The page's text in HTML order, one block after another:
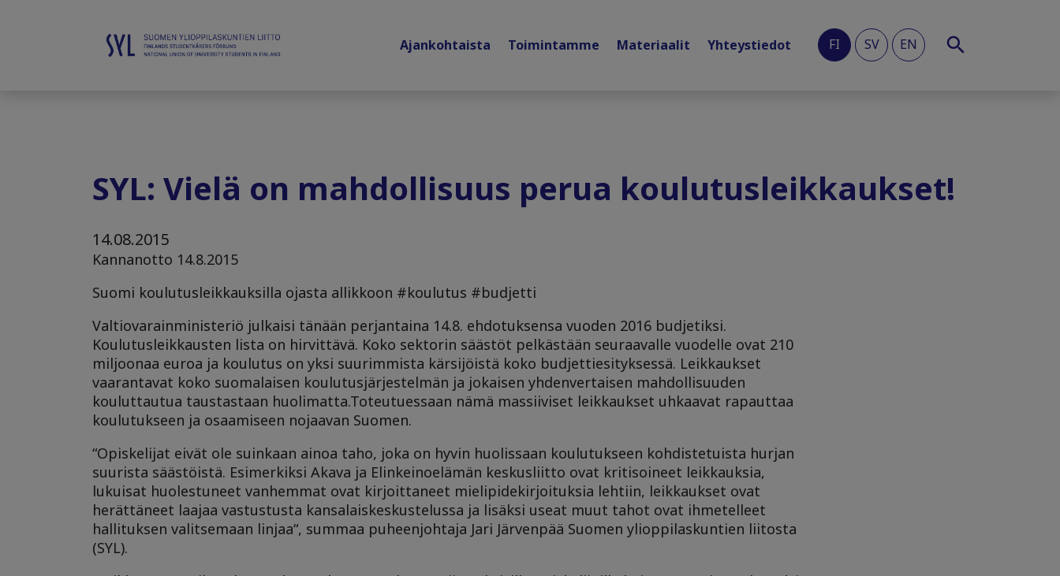
Ajankohtaista Toimintamme Materiaalit Yhteystiedot FI SV EN
SYL: Vielä on mahdollisuus perua koulutusleikkaukset!
14.08.2015
Kannanotto 14.8.2015
Suomi koulutusleikkauksilla ojasta allikkoon #koulutus #budjetti
Valtiovarainministeriö julkaisi tänään perjantaina 14.8. ehdotuksensa vuoden 2016 budjetiksi.
Koulutusleikkausten lista on hirvittävä. Koko sektorin säästöt pelkästään seuraavalle vuodelle ovat 210
miljoonaa euroa ja koulutus on yksi suurimmista kärsijöistä koko budjettiesityksessä. Leikkaukset
vaarantavat koko suomalaisen koulutusjärjestelmän ja jokaisen yhdenvertaisen mahdollisuuden
kouluttautua taustastaan huolimatta.Toteutuessaan nämä massiiviset leikkaukset uhkaavat rapauttaa
koulutukseen ja osaamiseen nojaavan Suomen.
“Opiskelijat eivät ole suinkaan ainoa taho, joka on hyvin huolissaan koulutukseen kohdistetuista hurjan
suurista säästöistä. Esimerkiksi Akava ja Elinkeinoelämän keskusliitto ovat kritisoineet leikkauksia,
lukuisat huolestuneet vanhemmat ovat kirjoittaneet mielipidekirjoituksia lehtiin, leikkaukset ovat
herättäneet laajaa vastustusta kansalaiskeskustelussa ja lisäksi useat muut tahot ovat ihmetelleet
hallituksen valitsemaan linjaa“, summaa puheenjohtaja Jari Järvenpää Suomen ylioppilaskuntien liitosta
(SYL).